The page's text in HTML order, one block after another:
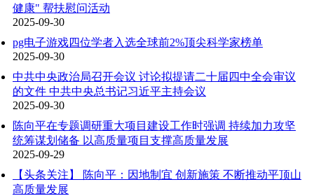
健康" 帮扶慰问活动
2025-09-30
pg电子游戏四位学者入选全球前2%顶尖科学家榜单
2025-09-30
中共中央政治局召开会议 讨论拟提请二十届四中全会审议
的文件 中共中央总书记习近平主持会议
2025-09-30
陈向平在专题调研重大项目建设工作时强调 持续加力攻坚
统筹谋划储备 以高质量项目支撑高质量发展
2025-09-29
【头条关注】 陈向平：因地制宜 创新施策 不断推动平顶山
高质量发展